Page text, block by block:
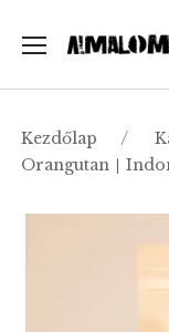
Kezdőlap
Orangutan ∣